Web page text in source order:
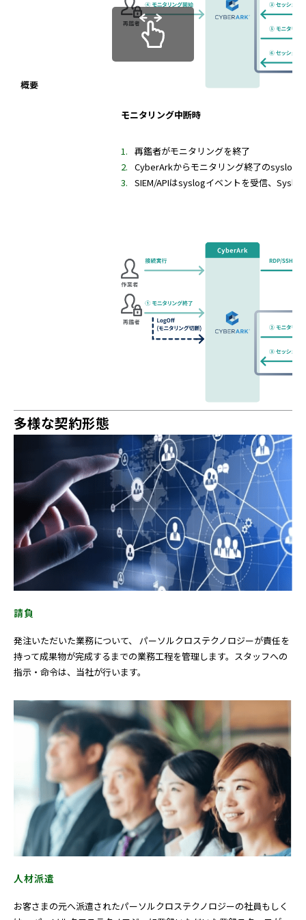
概要
モニタリング中断時
再鑑者がモニタリングを終了
CyberArkからモニタリング終了のsyslog
SIEM/APIはsyslogイベントを受信、
多様な契約形態
請負
発注いただいた業務について、 パーソルクロステクノロジーが責任を
持って成果物が完成するまでの業務工程を管理します。スタッフへの
指示・命令は、当社が行います。
人材派遣
お客さまの元へ派遣されたパーソルクロステクノロジーの社員もしく